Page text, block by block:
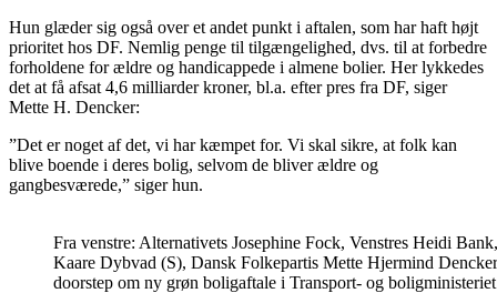
Hun glæder sig også over et andet punkt i aftalen, som har haft højt
prioritet hos DF. Nemlig penge til tilgængelighed, dvs. til at forbedre
forholdene for ældre og handicappede i almene bolier. Her lykkedes
det at få afsat 4,6 milliarder kroner, bl.a. efter pres fra DF, siger
Mette H. Dencker:
”Det er noget af det, vi har kæmpet for. Vi skal sikre, at folk kan
blive boende i deres bolig, selvom de bliver ældre og
gangbesværede,” siger hun.
Fra venstre: Alternativets Josephine Fock, Venstres Heidi
Kaare Dybvad (S), Dansk Folkepartis Mette Hjermind
doorstep om ny grøn boligaftale i Transport- og